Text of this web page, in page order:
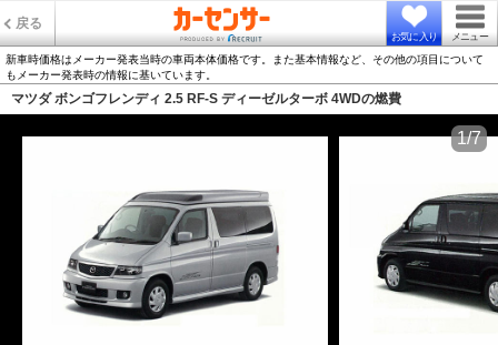
戻る
お気に入り メニュー
新車時価格はメーカー発表当時の車両本体価格です。また基本情報など、その他の項目について
もメーカー発表時の情報に基いています。
マツダ ボンゴフレンディ 2.5 RF-S ディーゼルターボ 4WDの燃費
1/7